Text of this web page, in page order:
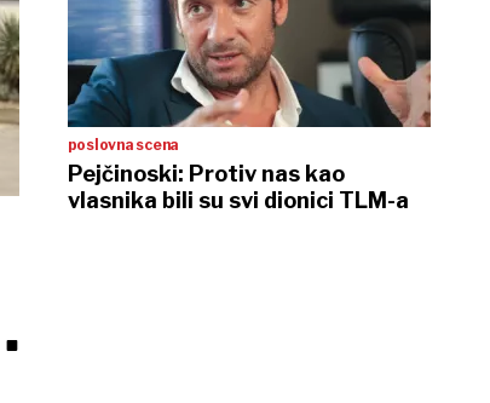
poslovna scena
Pejčinoski: Protiv nas kao
vlasnika bili su svi dionici TLM-a